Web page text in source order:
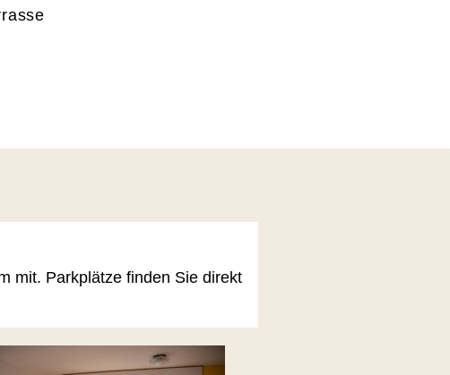
mit. Parkplätze finden Sie direkt